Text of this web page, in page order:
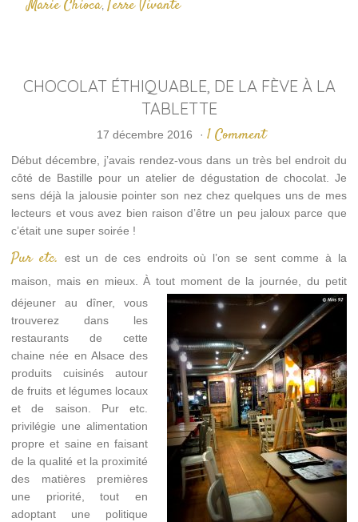
Marie Chioca, Terre Vivante
CHOCOLAT ÉTHIQUABLE, DE LA FÈVE À LA
TABLETTE
17 décembre 2016 · 1 Comment
Début décembre, j’avais rendez-vous dans un très bel endroit du
côté de Bastille pour un atelier de dégustation de chocolat. Je
sens déjà la jalousie pointer son nez chez quelques uns de mes
lecteurs et vous avez bien raison d’être un peu jaloux parce que
c’était une super soirée !
Pur etc.
est un de ces endroits où l’on se sent comme à la
maison, mais en mieux. À tout moment de la journée, du petit
déjeuner au dîner, vous
trouverez dans les
restaurants de cette
chaine née en Alsace des
produits cuisinés autour
de fruits et légumes locaux
et de saison. Pur etc.
privilégie une alimentation
propre et saine en faisant
de la qualité et la proximité
des matières premières
une priorité, tout en
adoptant une politique